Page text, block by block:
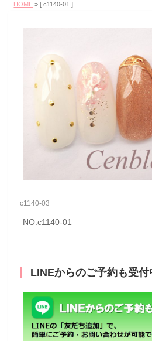
HOME » [ c1140-01 ]
c1140-03
NO.c1140-01
LINEからのご予約も受付